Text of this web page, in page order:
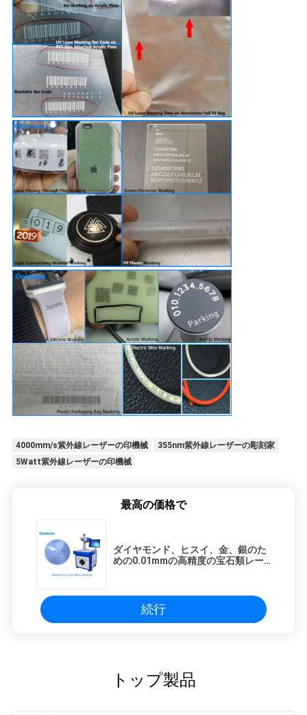
4000mm/s紫外線レーザーの印機械
355nm紫外線レーザーの彫刻家
5Watt紫外線レーザーの印機械
最高の価格で
ダイヤモンド、ヒスイ、金、銀のた
めの0.01mmの高精度の宝石類レー
続行
トップ製品